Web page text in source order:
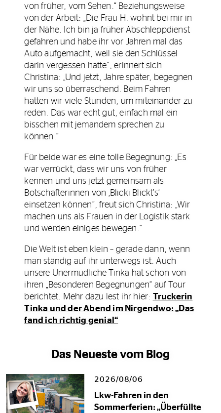
von früher, vom Sehen.“ Beziehungsweise
von der Arbeit: „Die Frau H. wohnt bei mir in
der Nähe. Ich bin ja früher Abschleppdienst
gefahren und habe ihr vor Jahren mal das
Auto aufgemacht, weil sie den Schlüssel
darin vergessen hatte“, erinnert sich
Christina: „Und jetzt, Jahre später, begegnen
wir uns so überraschend. Beim Fahren
hatten wir viele Stunden, um miteinander zu
reden. Das war echt gut, einfach mal ein
bisschen mit jemandem sprechen zu
können.“
Für beide war es eine tolle Begegnung: „Es
war verrückt, dass wir uns von früher
kennen und uns jetzt gemeinsam als
Botschafterinnen von ‚Blicki Blickt’s‘
einsetzen können“, freut sich Christina: „Wir
machen uns als Frauen in der Logistik stark
und werden einiges bewegen.“
Die Welt ist eben klein – gerade dann, wenn
man ständig auf ihr unterwegs ist. Auch
unsere Unermüdliche Tinka hat schon von
ihren „Besonderen Begegnungen“ auf Tour
berichtet. Mehr dazu lest ihr hier: Truckerin
Tinka und der Abend im Nirgendwo: „Das
fand ich richtig genial“
Das Neueste vom Blog
2026/08/06
Lkw-Fahren in den
Sommerferien: „Überfüllte